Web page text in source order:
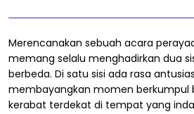
Merencanakan sebuah acara
memang selalu menghadirkan dua
berbeda. Di satu sisi ada rasa
membayangkan momen berkumpul
kerabat terdekat di tempat yang